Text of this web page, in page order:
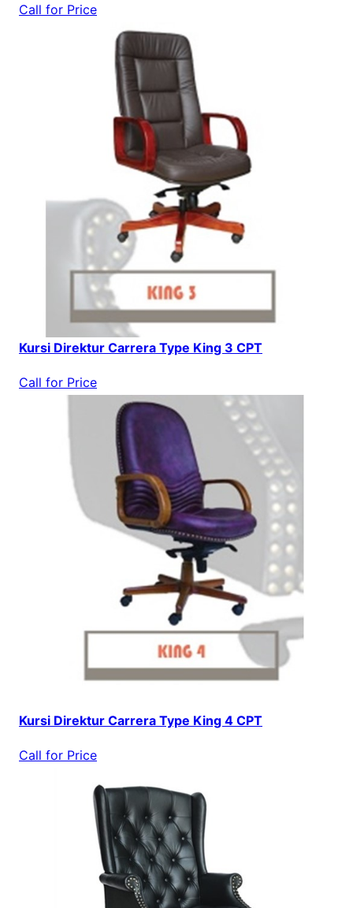
Call for Price
Kursi Direktur Carrera Type King 3 CPT
Call for Price
Kursi Direktur Carrera Type King 4 CPT
Call for Price